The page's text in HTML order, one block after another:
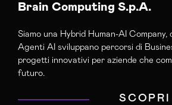
Brain Computing S.p.A.
Siamo una Hybrid Human-AI Company,
Agenti AI sviluppano percorsi di
progetti innovativi per aziende che
futuro.
SCOPRI